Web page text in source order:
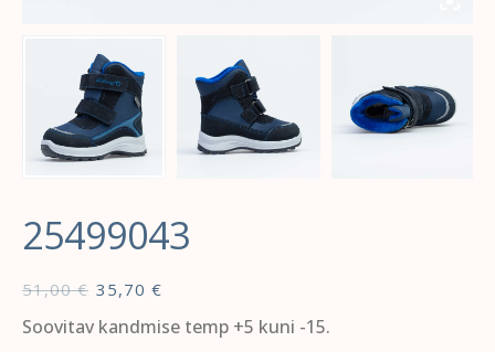
25499043
51,00 € 35,70 €
Soovitav kandmise temp +5 kuni -15.